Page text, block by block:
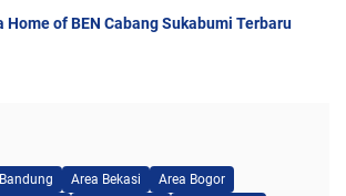
Home of BEN Cabang Sukabumi Terbaru
Area Bekasi
Area Bogor